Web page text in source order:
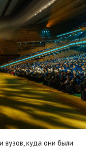
вузов, куда они были